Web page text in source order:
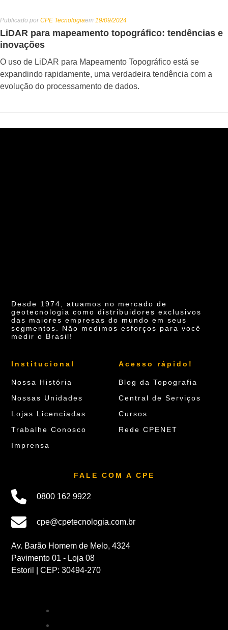
Publicado por CPE Tecnologiaem 19/09/2024
LiDAR para mapeamento topográfico: tendências e
inovações
O uso de LiDAR para Mapeamento Topográfico está se
expandindo rapidamente, uma verdadeira tendência com a
evolução do processamento de dados.
Desde 1974, atuamos no mercado de
geotecnologia como distribuidores exclusivos
das maiores empresas do mundo em seus
segmentos. Não medimos esforços para você
medir o Brasil!
Institucional
Nossa História
Nossas Unidades
Lojas Licenciadas
Trabalhe Conosco
Imprensa
Acesso rápido!
Blog da Topografia
Central de Serviços
Cursos
Rede CPENET
FALE COM A CPE
0800 162 9922
cpe@cpetecnologia.com.br
Av. Barão Homem de Melo, 4324
Pavimento 01 - Loja 08
Estoril | CEP: 30494-270